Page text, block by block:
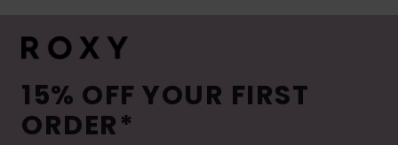
15% OFF YOUR FIRST
ORDER*